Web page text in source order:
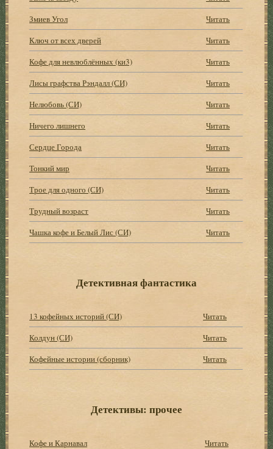
Змиев Угол
Читать
Ключ от всех дверей
Читать
Кофе для невлюблённых (ки3)
Читать
Лисы графства Рэндалл (СИ)
Читать
Нелюбовь (СИ)
Читать
Ничего лишнего
Читать
Сердце Города
Читать
Тонкий мир
Читать
Трое для одного (СИ)
Читать
Трудный возраст
Читать
Чашка кофе и Белый Лис (СИ)
Читать
Детективная фантастика
13 кофейных историй (СИ)
Читать
Колдун (СИ)
Читать
Кофейные истории (сборник)
Читать
Детективы: прочее
Кофе и Карнавал Читать